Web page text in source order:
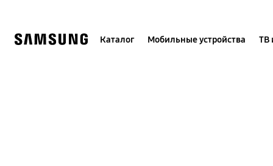
Каталог Мобильные устройства ТВ